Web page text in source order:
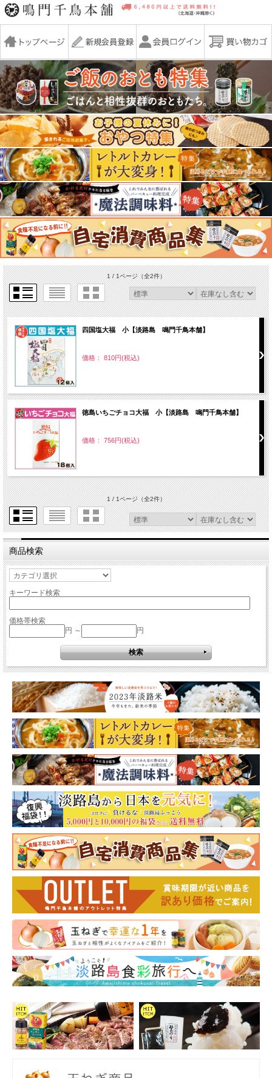
1 / 1ページ（全2件）
四国塩大福 小【淡路島 鳴門千鳥本舗】
価格： 810円(税込)
徳島いちごチョコ大福 小【淡路島 鳴門千鳥本舗】
価格： 756円(税込)
1 / 1ページ（全2件）
商品検索
キーワード検索
価格帯検索
円 ～
円